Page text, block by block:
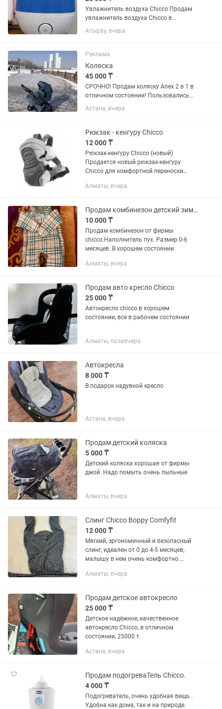
Увлажнитель воздуха Chicco Продам
увлажнитель воздуха Chicco в
отличном рабочем состоянии.
Идеально подходит для детской
сезон. Особенности: Работает
исправно. ...
Атырау, вчера
Реклама
Коляска
45 000 ₸
СРОЧНО! Продам коляску Anex 2 в 1 в
отличном состоянии! Пользовались
аккуратно, после одного ребенка.
возможен торг. Подарок 🎁 Люлька-
макс. возраст до 6 месяцев...
Астана, вчера
Рюкзак - кенгуру Chicco
12 000 ₸
Рюкзак-кенгуру Chicco (новый)
Продается новый рюкзак-кенгуру
Chicco для комфортной переноски
Chicco Состояние: новый Цвет: серый
Алматы, вчера
Продам комбинезон детский зимний
10 000 ₸
Продам комбинезон от фирмы
chicco.Наполнитель пух. Размер 0-6
месяцев. В хорошем состоянии
Алматы, вчера
Продам авто кресло Chicco
25 000 ₸
Автокресло chicco в хорошем
состоянии, все в рабочем состоянии
Алматы, позавчера
Автокресла
8 000 ₸
В подарок надувной кресло
Астана, вчера
Продам детский коляска
5 000 ₸
Детский коляска хорошая от фирмы
джой. Надо помыть очень пыльные
Алматы, вчера
Слинг Chicco Boppy Comfyfit
12 000 ₸
Мягкий, эргономичный и безопасный
слинг, идеален от 0 до 4-5 месяцев,
малышу в нем очень комфортно.
никаких признаков износа, есть
Алматы, вчера
Продам детское автокресло
25 000 ₸
Детское надёжное, качественное
автокресло Chicco, в отличном
состоянии, 25000 т.
Астана, вчера
Продам подогреваТель Chicco.
4 000 ₸
Подогреватель, очень удобная вещь .
Удобна как дома, так и на природе.